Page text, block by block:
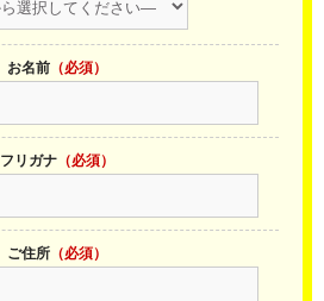
お名前 （必須）
フリガナ （必須）
ご住所 （必須）